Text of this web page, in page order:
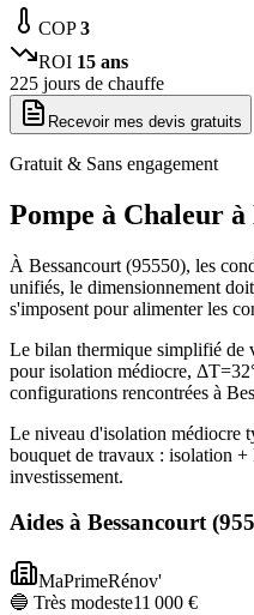
COP3
ROI 15 ans
225 jours de chauffe
Recevoir mes devis gratuits
Gratuit & Sans engagement
Pompe à Chaleur à
À Bessancourt (95550), les
unifiés, le dimensionnement
s'imposent pour alimenter les
Le bilan thermique simplifié de
pour isolation médiocre,
configurations rencontrées à
Le niveau d'isolation médiocre
bouquet de travaux : isolation
investissement.
Aides à Bessancourt(
MaPrimeRénov'
🔵 Très modeste11 000 €